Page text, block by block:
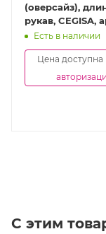
(оверсайз),
рукав, CEGISA,
Есть в наличии
Цена доступна
С этим